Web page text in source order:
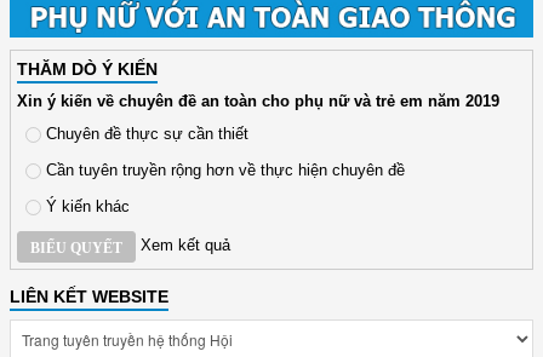
THĂM DÒ Ý KIẾN
Xin ý kiến về chuyên đề an toàn cho phụ nữ và trẻ em năm 2019
Chuyên đề thực sự cần thiết
Cần tuyên truyền rộng hơn về thực hiện chuyên đề
Ý kiến khác
BIỂU QUYẾT Xem kết quả
LIÊN KẾT WEBSITE